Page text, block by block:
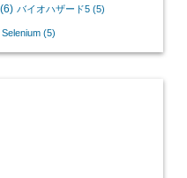
(6) バイオハザード5(5)
Selenium(5)